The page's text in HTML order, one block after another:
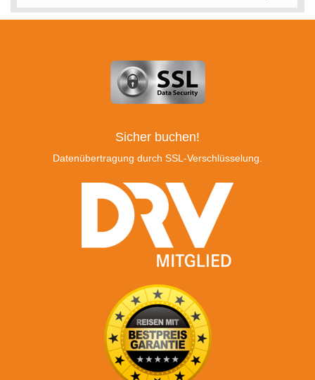
Sicher buchen!
Datenübertragung durch SSL-Verschlüsselung.